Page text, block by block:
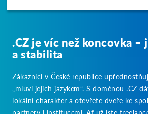
.CZ je víc než koncovka –
a stabilita
Zákazníci v České republice
„mluví jejich jazykem“. S doménou .CZ
lokální charakter a otevřete dveře ke
partnery i institucemi. Ať už jste